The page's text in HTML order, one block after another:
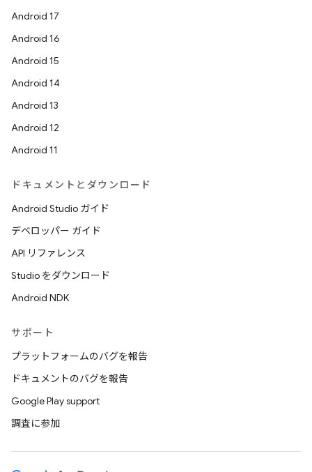
Android 17
Android 16
Android 15
Android 14
Android 13
Android 12
Android 11
ドキュメントとダウンロード
Android Studio ガイド
デベロッパー ガイド
API リファレンス
Studio をダウンロード
Android NDK
サポート
プラットフォームのバグを報告
ドキュメントのバグを報告
Google Play support
調査に参加